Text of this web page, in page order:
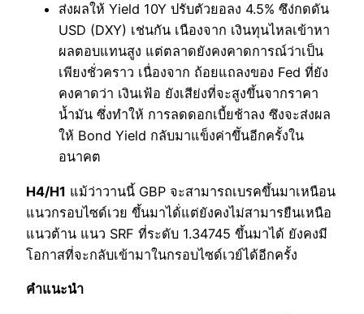
ส่งผลให้ Yield 10Y ปรับตัวยอลง 4.5% ซึง่กดดัน
USD (DXY) เช่นกัน เนืองจาก เงินทุนไหลเข้าหา
ผลตอบแทนสูง แต่ตลาดยังคงคาดการณ์ว่าเป็น
เพียงชั่วคราว เนื่องจาก ถ้อยแถลงของ Fed ที่ยัง
คงคาดว่า เงินเฟ้อ ยังเสีย่งที่จะสูงขึ้นจากราคา
น้ำมัน ซึ่งทำให้ การลดดอกเบี้ยช้าลง ซึงจะส่งผล
ให้ Bond Yield กลับมาแข็งค่าขึันอีกครั้งใน
อนาคต
H4/H1 แม้ว่าวานนี้ GBP จะสามารถเบรคขึ้นมาเหนือน
แนวกรอบไซด์เวย ขึ้นมาได้่แต่ยังคงไม่สามารยืนเหนือ
แนวต้าน แนว SRF ที่ระดับ 1.34745 ขึ้นมาได้ ยังคงมี
โอกาสที่จะกลับเข้ามาในกรอบไซด์เวย์ได้อีกครั้ง
คำแนะนำ